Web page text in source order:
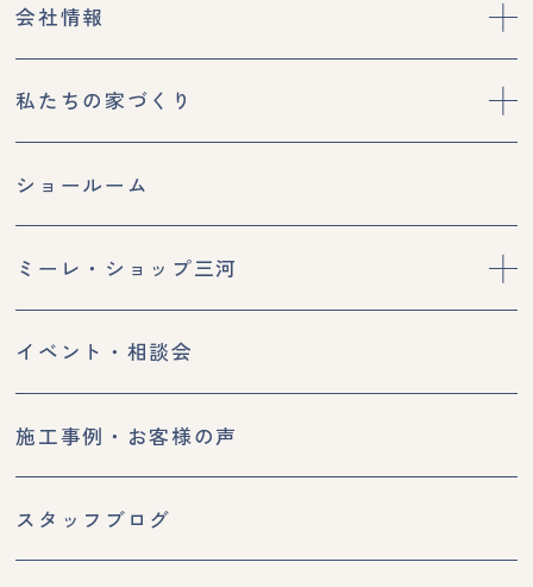
会社情報
私たちの家づくり
ショールーム
ミーレ・ショップ三河
イベント・相談会
施工事例・お客様の声
スタッフブログ